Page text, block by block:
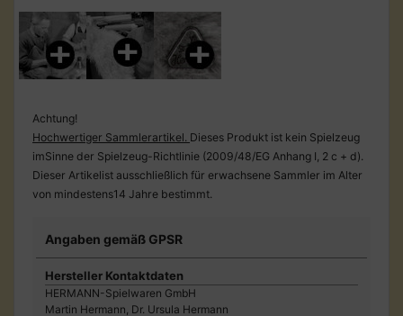
Achtung!
Hochwertiger Sammlerartikel. Dieses Produkt ist kein Spielzeug
imSinne der Spielzeug-Richtlinie (2009/48/EG Anhang I, 2 c + d).
Dieser Artikelist ausschließlich für erwachsene Sammler im Alter
von mindestens14 Jahre bestimmt.
Angaben gemäß GPSR
Hersteller Kontaktdaten
HERMANN-Spielwaren GmbH
Martin Hermann, Dr. Ursula Hermann